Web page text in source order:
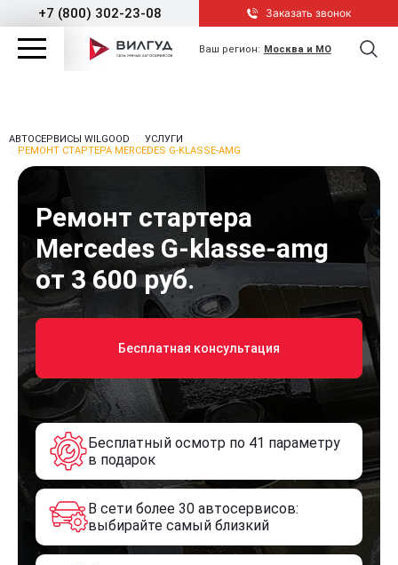
+7 (800) 302-23-08 Заказать звонок
Ваш регион: Москва и МО
АВТОСЕРВИСЫ WILGOOD
УСЛУГИ
РЕМОНТ СТАРТЕРА MERCEDES G-KLASSE-AMG
Ремонт стартера
Mercedes G-klasse-amg
от 3 600 руб.
Бесплатная консультация
Бесплатный осмотр по 41 параметру
в подарок
В сети более 30 автосервисов:
выбирайте самый близкий